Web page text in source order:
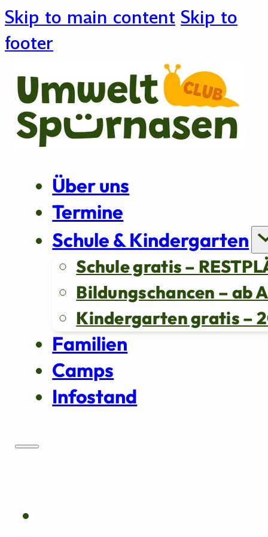
Skip to main content Skip to
footer
Über uns
Termine
Schule & Kindergarten
Schule gratis –
Bildungschancen – ab
Kindergarten gratis –
Familien
Camps
Infostand